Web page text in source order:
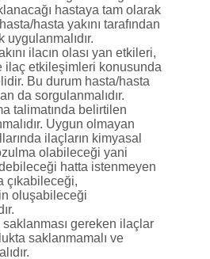
hastaya tam olarak
hasta yakını tarafından
ilacın olası yan etkileri,
ilaç etkileşimleri konusunda
Bu durum hasta/hasta
da sorgulanmalıdır.
talimatında belirtilen
Uygun olmayan
ilaçların kimyasal
olabileceği yani
hatta istenmeyen
çıkabileceği,
oluşabileceği
saklanması gereken ilaçlar
saklanmamalı ve